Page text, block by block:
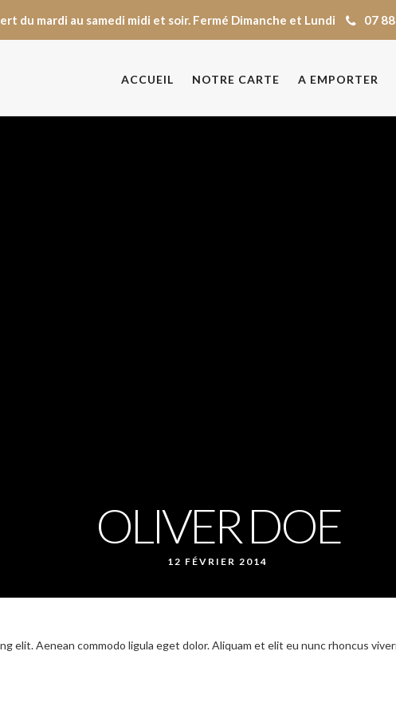
du mardi au samedi midi et soir. Fermé Dimanche et Lundi 07
ACCUEIL NOTRE CARTE A EMPORTER
OLIVER DOE
12 FÉVRIER 2014
elit. Aenean commodo ligula eget dolor. Aliquam et elit eu nunc rhoncus